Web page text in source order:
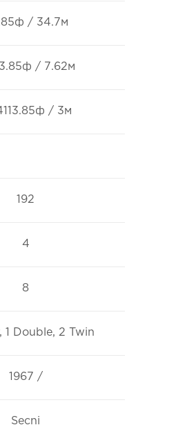
/ 34.7м
/ 7.62м
/ 3м
192
4
8
1 Double, 2 Twin
1967 /
Secni